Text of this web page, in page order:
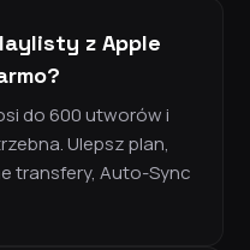
z Apple
do 600 utworów i
Ulepsz plan,
transfery, Auto-Sync